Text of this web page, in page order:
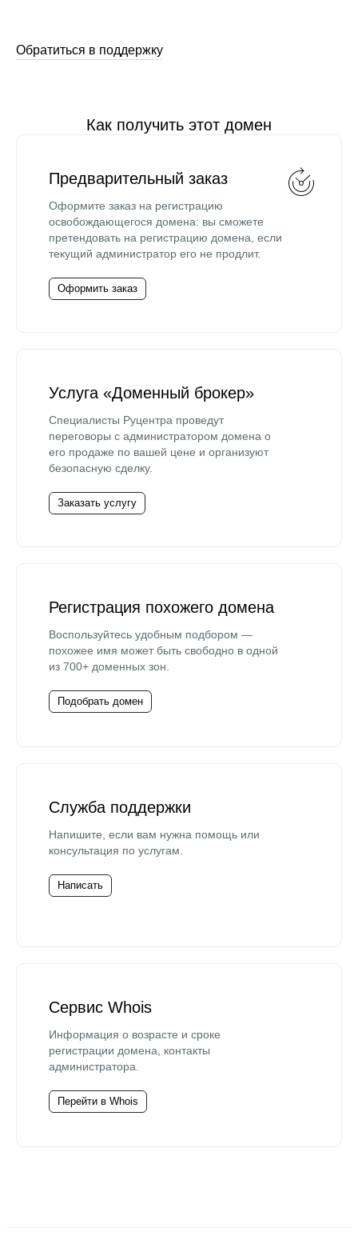
Обратиться в поддержку
Как получить этот домен
Предварительный заказ
Оформите заказ на регистрацию
освобождающегося домена: вы сможете
претендовать на регистрацию домена, если
текущий администратор его не продлит.
Оформить заказ
Услуга «Доменный брокер»
Специалисты Руцентра проведут
переговоры с администратором домена о
его продаже по вашей цене и организуют
безопасную сделку.
Заказать услугу
Регистрация похожего домена
Воспользуйтесь удобным подбором —
похожее имя может быть свободно в одной
из 700+ доменных зон.
Подобрать домен
Служба поддержки
Напишите, если вам нужна помощь или
консультация по услугам.
Написать
Сервис Whois
Информация о возрасте и сроке
регистрации домена, контакты
администратора.
Перейти в Whois